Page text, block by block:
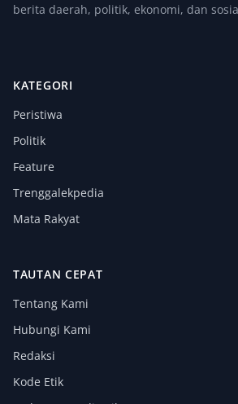
berita daerah, politik, ekonomi, dan
KATEGORI
Peristiwa
Politik
Feature
Trenggalekpedia
Mata Rakyat
TAUTAN CEPAT
Tentang Kami
Hubungi Kami
Redaksi
Kode Etik